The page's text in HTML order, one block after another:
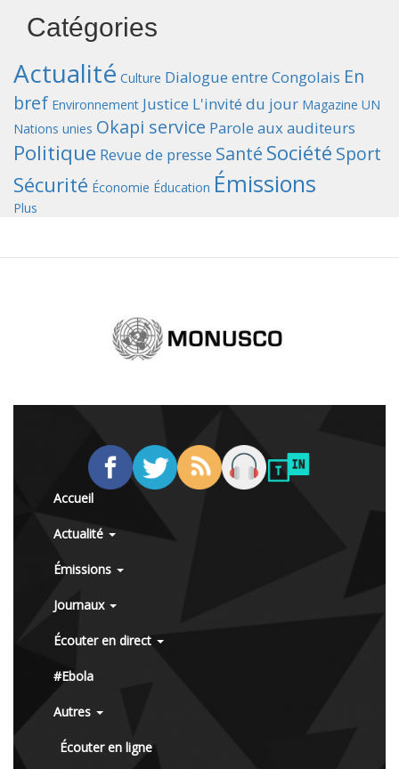
Catégories
Actualité Culture Dialogue entre Congolais En
bref Environnement Justice L'invité du jour Magazine UN
Nations unies Okapi service Parole aux auditeurs
Politique Revue de presse Santé Société Sport
Sécurité Économie Éducation Émissions
Plus
Accueil
Actualité
Émissions
Journaux
Écouter en direct
#Ebola
Autres
Écouter en ligne